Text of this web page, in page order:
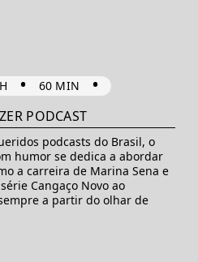
• 60 MIN •
PODCAST
podcasts do Brasil, o
humor se dedica a abordar
a carreira de Marina Sena e
Cangaço Novo ao
a partir do olhar de